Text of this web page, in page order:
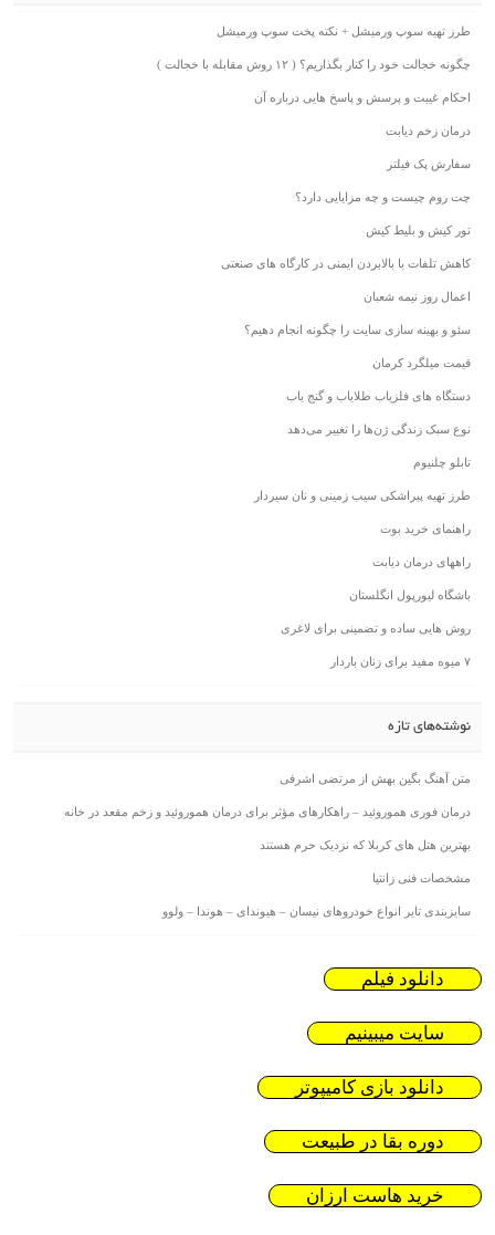
طرز تهیه سوپ ورمیشل + نکته پخت سوپ ورمیشل
چگونه خجالت خود را کنار بگذاریم؟ ( ۱۲ روش مقابله با خجالت )
احکام غیبت و پرسش و پاسخ هایی درباره آن
درمان زخم دیابت
سفارش پک فیلتر
چت روم چیست و چه مزایایی دارد؟
تور کیش و بلیط کیش
کاهش تلفات با بالابردن ایمنی در کارگاه های صنعتی
اعمال روز نیمه شعبان
سئو و بهینه سازی سایت را چگونه انجام دهیم؟
قیمت میلگرد کرمان
دستگاه‌ های فلزیاب طلایاب و گنج‌ یاب
نوع سبک زندگی ژن‌ها را تغییر می‌دهد
تابلو چلنیوم
طرز تهیه پیراشکی سیب زمینی و نان سیردار
راهنمای خرید بوت
راههای درمان دیابت
باشگاه لیورپول انگلستان
روش هایی ساده و تضمینی برای لاغری
۷ میوه مفید برای زنان باردار
نوشته‌های تازه
متن آهنگ بگین بهش از مرتضی اشرفی
درمان فوری هموروئید – راهکارهای مؤثر برای درمان هموروئید و زخم مقعد در خانه
بهترین هتل های کربلا که نزدیک حرم هستند
مشخصات فنی زانتیا
سایزبندی تایر انواع خودروهای نیسان – هیوندای – هوندا – ولوو
دانلود فیلم
سایت میبینیم
دانلود بازی کامیپوتر
دوره بقا در طبیعت
خرید هاست ارزان